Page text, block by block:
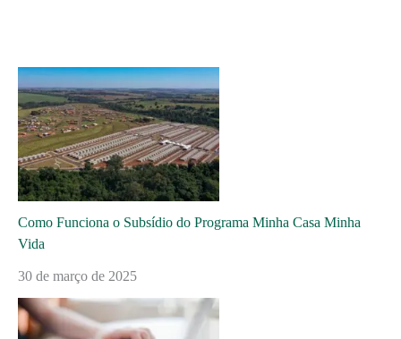
Como Funciona o Subsídio do Programa Minha Casa Minha
Vida
30 de março de 2025